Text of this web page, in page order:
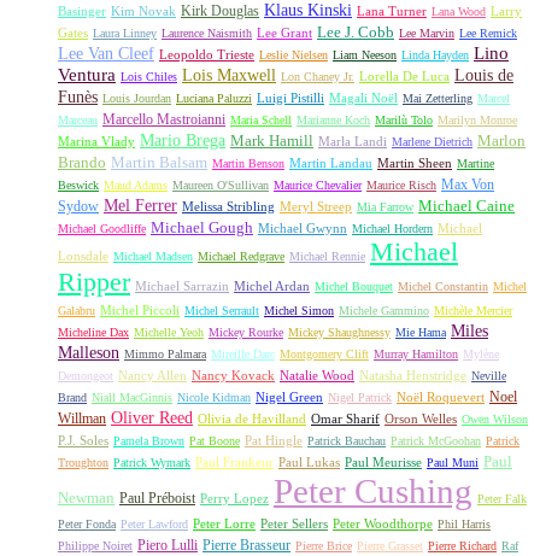
Basinger Kim Novak Kirk Douglas Klaus Kinski Lana Turner Lana Wood Larry
Gates Laura Linney Laurence Naismith Lee Grant Lee J. Cobb Lee Marvin Lee Remick
Lee Van Cleef Leopoldo Trieste Leslie Nielsen Liam Neeson Linda Hayden Lino
Ventura Lois Chiles Lois Maxwell Lon Chaney Jr. Lorella De Luca Louis de
Funès Louis Jourdan Luciana Paluzzi Luigi Pistilli Magali Noël Mai Zetterling Marcel
Marceau Marcello Mastroianni Maria Schell Marianne Koch Marilù Tolo Marilyn Monroe
Marina Vlady Mario Brega Mark Hamill Marla Landi Marlene Dietrich Marlon
Brando Martin Balsam Martin Benson Martin Landau Martin Sheen Martine
Beswick Maud Adams Maureen O'Sullivan Maurice Chevalier Maurice Risch Max Von
Sydow Mel Ferrer Melissa Stribling Meryl Streep Mia Farrow Michael Caine
Michael Goodliffe Michael Gough Michael Gwynn Michael Hordern Michael
Lonsdale Michael Madsen Michael Redgrave Michael Rennie Michael
Ripper Michael Sarrazin Michel Ardan Michel Bouquet Michel Constantin Michel
Galabru Michel Piccoli Michel Serrault Michel Simon Michele Gammino Michèle Mercier
Micheline Dax Michelle Yeoh Mickey Rourke Mickey Shaughnessy Mie Hama Miles
Malleson Mimmo Palmara Mireille Darc Montgomery Clift Murray Hamilton Mylène
Demongeot Nancy Allen Nancy Kovack Natalie Wood Natasha Henstridge Neville
Brand Niall MacGinnis Nicole Kidman Nigel Green Nigel Patrick Noël Roquevert Noel
Willman Oliver Reed Olivia de Havilland Omar Sharif Orson Welles Owen Wilson
P.J. Soles Pamela Brown Pat Boone Pat Hingle Patrick Bauchau Patrick McGoohan Patrick
Troughton Patrick Wymark Paul Frankeur Paul Lukas Paul Meurisse Paul Muni Paul
Newman Paul Préboist Perry Lopez Peter Cushing Peter Falk
Peter Fonda Peter Lawford Peter Lorre Peter Sellers Peter Woodthorpe Phil Harris
Philippe Noiret Piero Lulli Pierre Brasseur Pierre Brice Pierre Grasset Pierre Richard Raf